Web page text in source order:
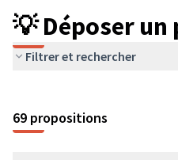
💡 Déposer
Filtrer et rechercher
69 propositions